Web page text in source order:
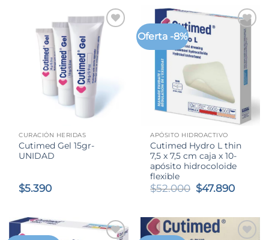
$46.400.
es:
$38.105.
CURACIÓN HERIDAS
Cutimed Gel 15gr-
UNIDAD
$5.390
Oferta -8%
APÓSITO HIDROACTIVO
Cutimed Hydro L thin
7,5 x 7,5 cm caja x 10-
apósito hidrocoloide
flexible
$52.000 El
era:
$52.000.
$47.890El
es: